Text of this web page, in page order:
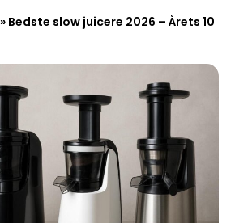
» Bedste slow juicere 2026 – Årets 10